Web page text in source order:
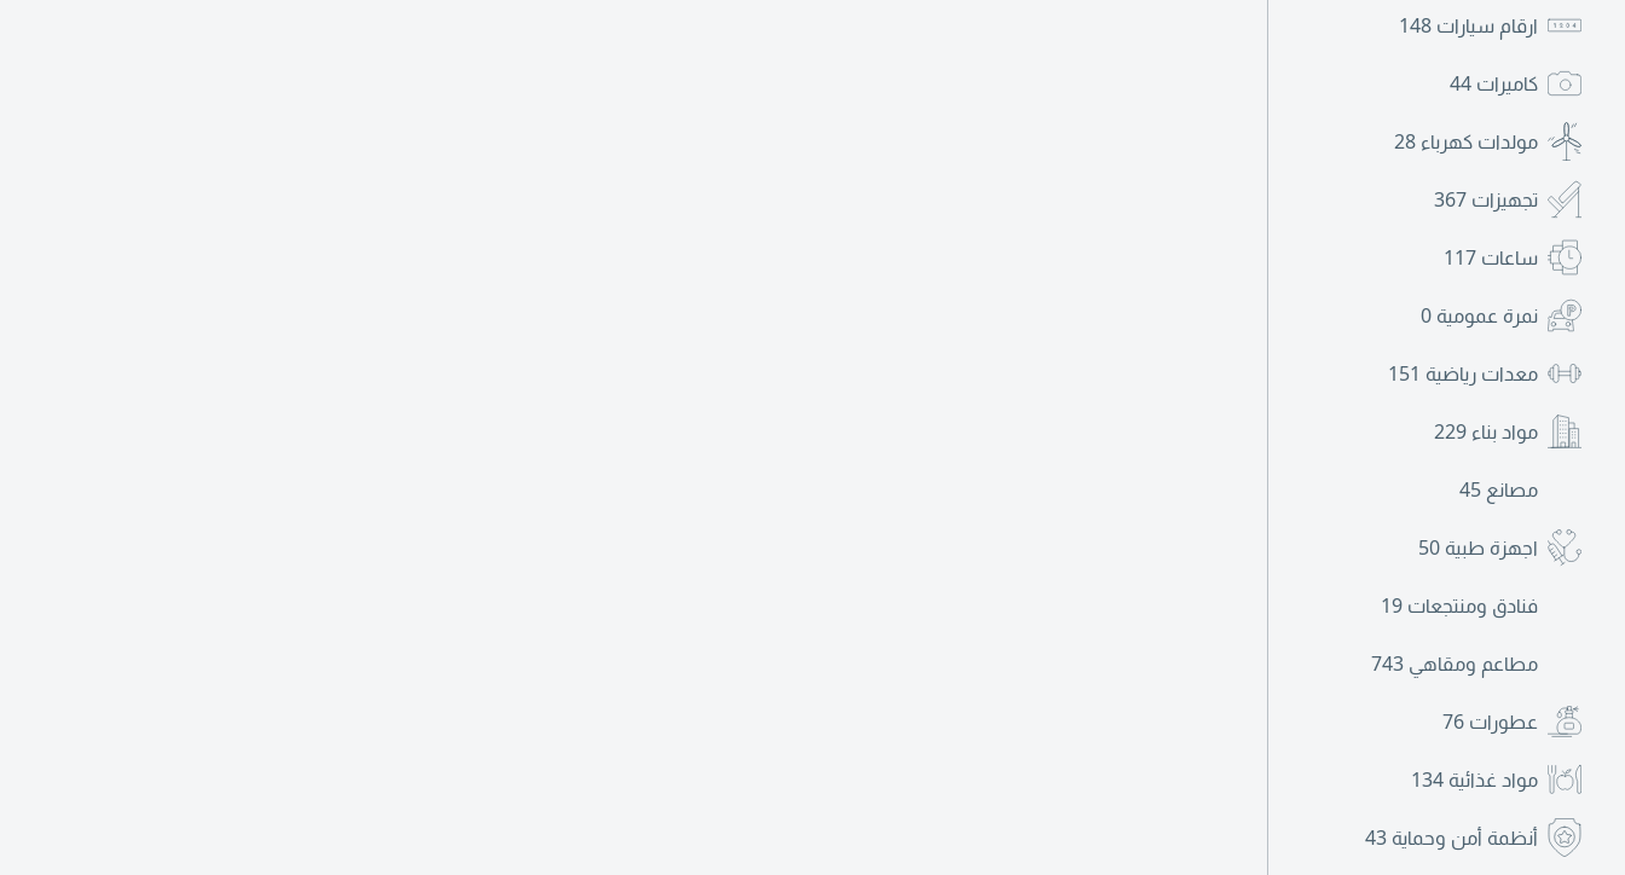
ارقام سيارات 148
كاميرات 44
مولدات كهرباء 28
تجهيزات 367
ساعات 117
نمرة عمومية 0
معدات رياضية 151
مواد بناء 229
مصانع 45
اجهزة طبية 50
فنادق ومنتجعات 19
مطاعم ومقاهي 743
عطورات 76
مواد غذائية 134
أنظمة أمن وحماية 43